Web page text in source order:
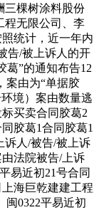
三棵树涂料股份
程无限公司、李
统计，近一年内
告/被上诉人的开
葛”的通知布告12
案由为“单据胶
境）案由数量逃
买卖合同胶葛2
胶葛1合同胶葛1
诉人/被告/被上诉
法院被告/上诉
易近初21号合同
海巨乾建建工程
闽0322平易近初